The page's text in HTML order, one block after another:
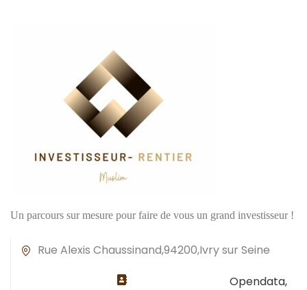
Un parcours sur mesure pour faire de vous un grand investisseur !
Rue Alexis Chaussinand,94200,Ivry sur Seine
Opendata,